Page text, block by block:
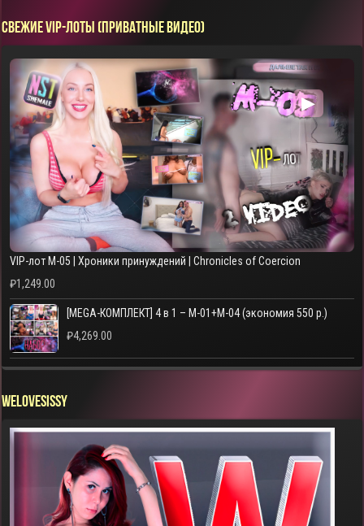
СВЕЖИЕ VIP-ЛОТЫ (ПРИВАТНЫЕ ВИДЕО)
▶
VIP-лот M-05 | Хроники принуждений | Chronicles of Coercion
₽1,249.00
[MEGA-КОМПЛЕКТ] 4 в 1 – M-01+M-04 (экономия 550 р.)
₽4,269.00
WELOVESISSY